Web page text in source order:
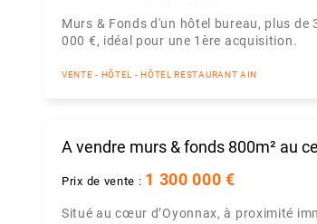
Murs & Fonds d'un hôtel bureau, plus de
000 €, idéal pour une 1ère acquisition.
VENTE - HÔTEL - HÔTEL RESTAURANT AIN
A vendre murs & fonds 800m² au
Prix de vente : 1 300 000 €
Situé au cœur d’Oyonnax, à proximité